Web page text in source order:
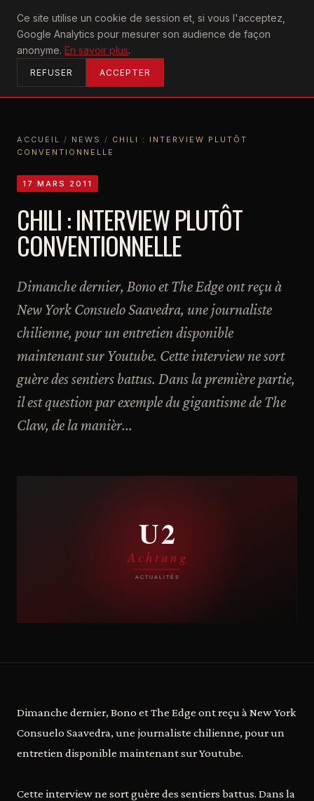
Ce site utilise un cookie de session et, si vous l'acceptez,
Google Analytics pour mesurer son audience de façon
anonyme. En savoir plus.
REFUSER ACCEPTER
U2achtung
ACCUEIL
ACCUEIL / NEWS / CHILI : INTERVIEW PLUTÔT
CONVENTIONNELLE
17 MARS 2011
CHILI : INTERVIEW PLUTÔT
CONVENTIONNELLE
Dimanche dernier, Bono et The Edge ont reçu à
New York Consuelo Saavedra, une journaliste
chilienne, pour un entretien disponible
maintenant sur Youtube. Cette interview ne sort
guère des sentiers battus. Dans la première partie,
il est question par exemple du gigantisme de The
Claw, de la manièr...
Dimanche dernier, Bono et The Edge ont reçu à New York
Consuelo Saavedra, une journaliste chilienne, pour un
entretien disponible maintenant sur Youtube.
Cette interview ne sort guère des sentiers battus. Dans la